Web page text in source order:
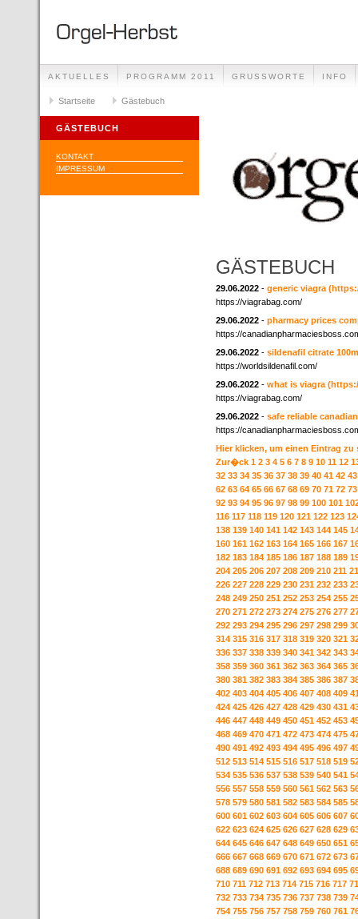
AKTUELLES PROGRAMM 2011 GRUSSWORTE INFO
Startseite Gästebuch
GÄSTEBUCH
KONTAKT
IMPRESSUM
GÄSTEBUCH
29.06.2022 - generic viagra
https://viagrabag.com/
29.06.2022 - pharmacy prices
https://
29.06.2022 - sildenafil citrate
https://worldsildenafil.com/
29.06.2022 - what is viagra
https://viagrabag.com/
29.06.2022 - safe reliable
https://
Hier klicken, um einen Eintrag zu
Zur�ck 1 2 3 4 5 6 7 8 9 10 11 12
32 33 34 35 36 37 38 39 40 41 42 43
62 63 64 65 66 67 68 69 70 71 72 73
92 93 94 95 96 97 98 99 100 101
116 117 118 119 120 121 122 123
138 139 140 141 142 143 144 145
160 161 162 163 164 165 166 167
182 183 184 185 186 187 188 189
204 205 206 207 208 209 210 211
226 227 228 229 230 231 232 233
248 249 250 251 252 253 254 255
270 271 272 273 274 275 276 277
292 293 294 295 296 297 298 299
314 315 316 317 318 319 320 321
336 337 338 339 340 341 342 343
358 359 360 361 362 363 364 365
380 381 382 383 384 385 386 387
402 403 404 405 406 407 408 409
424 425 426 427 428 429 430 431
446 447 448 449 450 451 452 453
468 469 470 471 472 473 474 475
490 491 492 493 494 495 496 497
512 513 514 515 516 517 518 519
534 535 536 537 538 539 540 541
556 557 558 559 560 561 562 563
578 579 580 581 582 583 584 585
600 601 602 603 604 605 606 607
622 623 624 625 626 627 628 629
644 645 646 647 648 649 650 651
666 667 668 669 670 671 672 673
688 689 690 691 692 693 694 695
710 711 712 713 714 715 716 717
732 733 734 735 736 737 738 739
754 755 756 757 758 759 760 761